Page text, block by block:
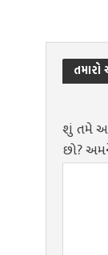
શું તમે આ
છો?